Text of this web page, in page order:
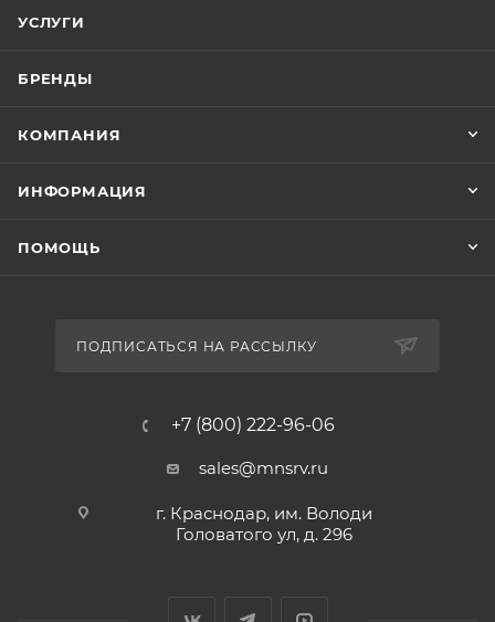
УСЛУГИ
БРЕНДЫ
КОМПАНИЯ
ИНФОРМАЦИЯ
ПОМОЩЬ
ПОДПИСАТЬСЯ НА РАССЫЛКУ
+7 (800) 222-96-06
sales@mnsrv.ru
г. Краснодар, им. Володи
Головатого ул, д. 296